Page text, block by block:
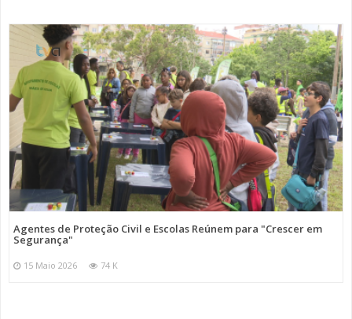
Agentes de Proteção Civil e Escolas Reúnem para "Crescer em
Segurança"
15 Maio 2026 74 K